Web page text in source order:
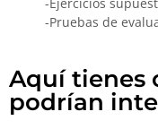
-Ejercicios
-Pruebas de
Aquí tienes
podrían